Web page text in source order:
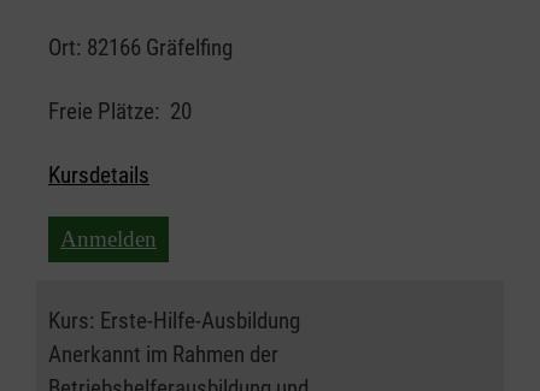
Ort: 82166 Gräfelfing
Freie Plätze: 20
Kursdetails
Anmelden
Kurs: Erste-Hilfe-Ausbildung
Anerkannt im Rahmen der